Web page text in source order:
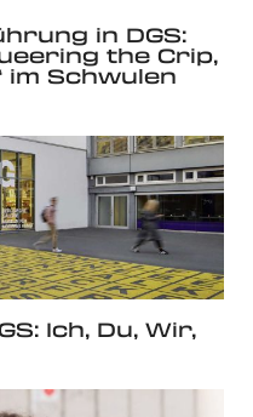
in DGS:
the Crip,
im Schwulen
Ich, Du, Wir,